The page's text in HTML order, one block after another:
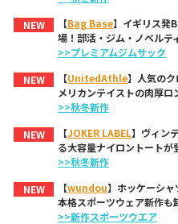
NEW
【Bag Base】イギリス発
場！部活・ジム・ノベルテ
>>プレミアムジムサック
NEW
【UnitedAthle】人気の
メリカンテイストの肉厚ロ
>>秋冬新作
NEW
【JOKER LABEL】ヴィン
る大容量ナイロントートが
>>秋冬新作
NEW
【wundou】ホッケーシ
本格スポーツウェア新作も
>>新作スポーツウエア